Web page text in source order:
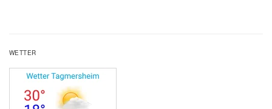
WETTER